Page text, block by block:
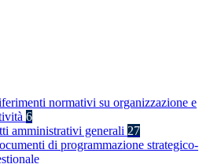
normativi su organizzazione e
6
amministrativi generali 27
di programmazione strategico-